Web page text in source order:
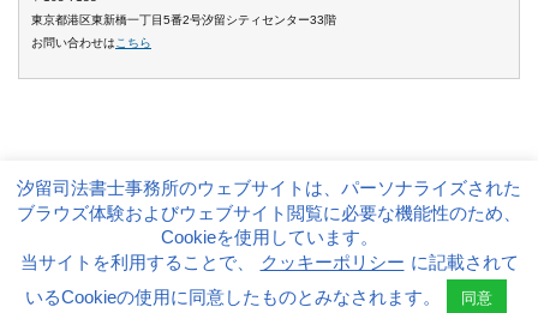
東京都港区東新橋一丁目5番2号汐留シティセンター33階
お問い合わせは こちら
サイト運営方針 個人情報保護方針
Copyright(c)2008～ Shiodome Partners Group. All Rights Reserved.
汐留司法書士事務所のウェブサイトは、パーソナライズされた
ブラウズ体験およびウェブサイト閲覧に必要な機能性のため、
Cookieを使用しています。
当サイトを利用することで、
クッキーポリシー に記載されて
いるCookieの使用に同意したものとみなされます。
同意